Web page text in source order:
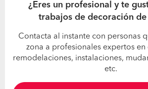
¿Eres un profesional y te
trabajos de decoración de
Contacta al instante con personas
zona a profesionales expertos en
remodelaciones, instalaciones,
etc.